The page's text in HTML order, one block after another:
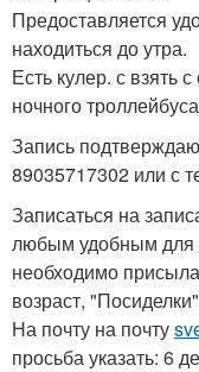
Предоставляется
находиться до утра.
Есть кулер. с взять
ночного
Запись
89035717302 или с
Записаться на
любым удобным для
необходимо
возраст,
На почту на почту
просьба указать: 6